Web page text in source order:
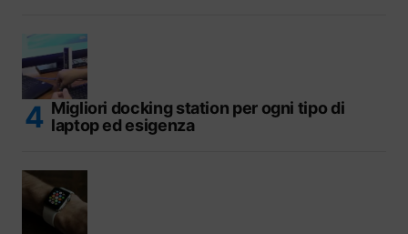
Migliori docking station per ogni tipo di
laptop ed esigenza